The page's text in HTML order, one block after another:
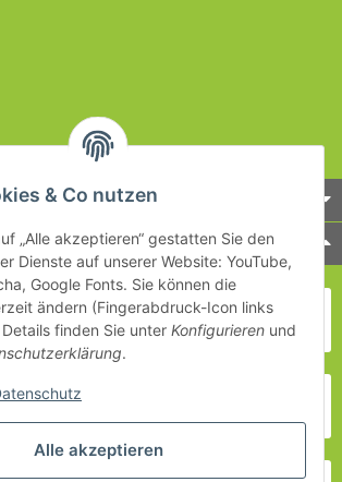
Alle akzeptieren
& Co nutzen
„Alle akzeptieren“ gestatten Sie den
Dienste auf unserer Website: YouTube,
Google Fonts. Sie können die
ändern (Fingerabdruck-Icon links
finden Sie unter Konfigurieren und
.